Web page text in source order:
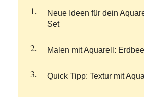
Neue Ideen für dein
Set
Malen mit Aquarell:
Quick Tipp: Textur mit